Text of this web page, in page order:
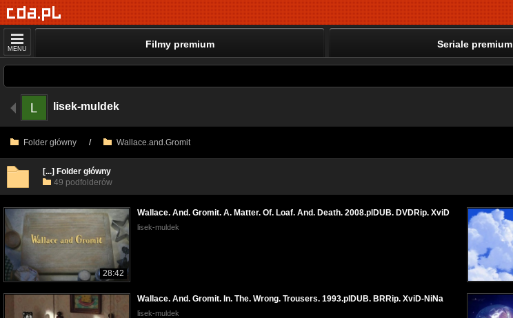
MENU Filmy premium Seriale premium
lisek-muldek
Folder główny / Wallace.and.Gromit
[...] Folder główny
49 podfolderów
28:42
Wallace. And. Gromit. A. Matter. Of. Loaf. And. Death. 2008.plDUB. DVDRip. XviD
lisek-muldek
Wallace. And. Gromit. In. The. Wrong. Trousers. 1993.plDUB. BRRip. XviD-NiNa
lisek-muldek